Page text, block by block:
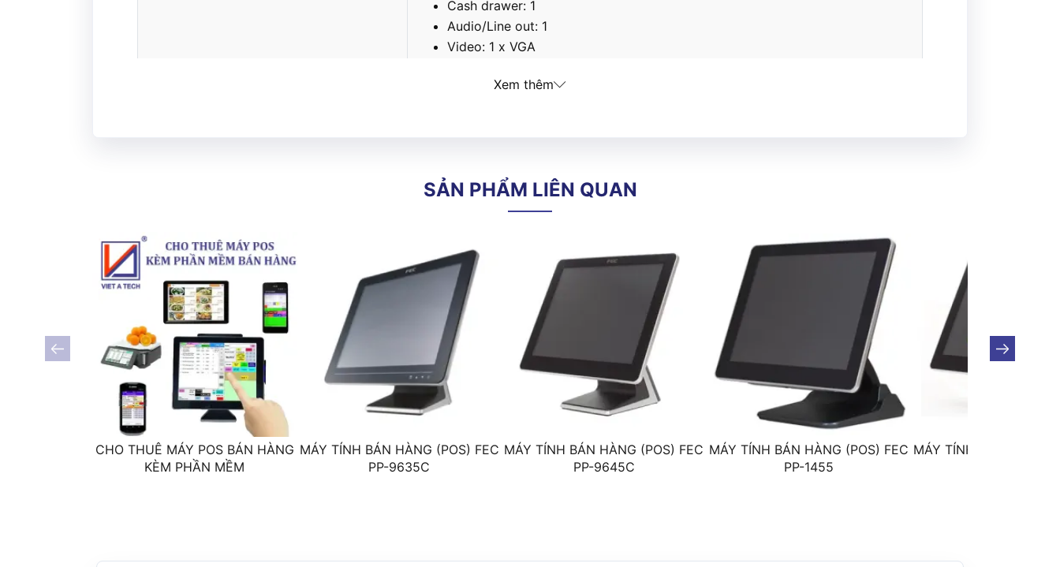
Cash drawer: 1
Audio/Line out: 1
Video: 1 x VGA
Khe đọc thẻ Smartcard
Đầu đọc RFID, Fingerprint (vân tay)
Màn hình hiển thị giá dạng top-mount LCM và Dạng Pole
Màn hình thứ 2 dạng Non-touch
Card mạng không dây 802.11 b/g/n
Xem thêm
SẢN PHẨM LIÊN QUAN
CHO THUÊ MÁY POS BÁN HÀNG
KÈM PHẦN MỀM
MÁY TÍNH BÁN HÀNG (POS) FEC
PP-9635C
MÁY TÍNH BÁN HÀNG (POS) FEC
PP-9645C
MÁY TÍNH BÁN HÀNG (POS) FEC
PP-1455
MÁY TÍNH BÁN HÀNG